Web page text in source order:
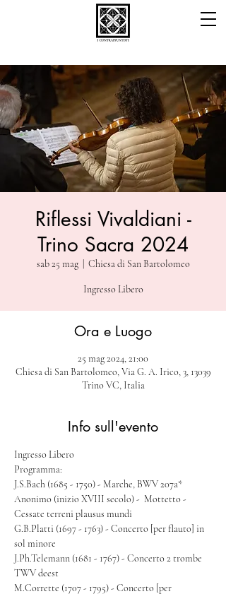
Riflessi Vivaldiani -
Trino Sacra 2024
sab 25 mag
  |
Chiesa di San Bartolomeo
Ingresso Libero
Ora e Luogo
25 mag 2024, 21:00
Chiesa di San Bartolomeo, Via G. A. Irico, 3, 13039
Trino VC, Italia
Info sull'evento
Ingresso Libero
Programma:
J.S.Bach (1685 - 1750) - Marche, BWV 207a*
Anonimo (inizio XVIII secolo) -  Mottetto -
Cessate terreni plausus mundi
G.B.Platti (1697 - 1763) - Concerto [per flauto] in
sol minore
J.Ph.Telemann (1681 - 1767) - Concerto 2 trombe
TWV deest
M.Corrette (1707 - 1795) - Concerto [per